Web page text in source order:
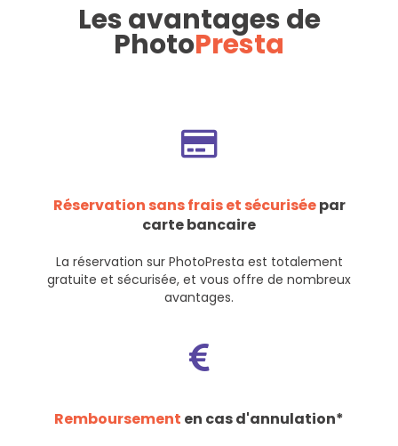
Les avantages de
PhotoPresta
Réservation sans frais et sécuriséepar
carte bancaire
La réservation sur PhotoPresta est totalement
gratuite et sécurisée, et vous offre de nombreux
avantages.
Remboursement en cas d'annulation*